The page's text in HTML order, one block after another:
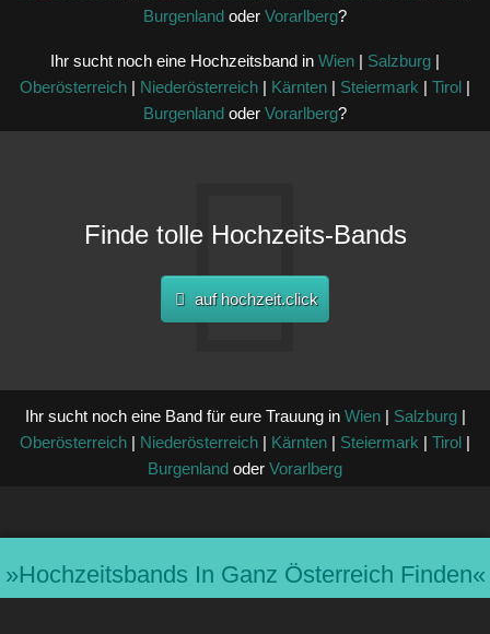
Burgenland oder Vorarlberg?
Ihr sucht noch eine Hochzeitsband in Wien | Salzburg |
Oberösterreich | Niederösterreich | Kärnten | Steiermark | Tirol |
Burgenland oder Vorarlberg?
Finde tolle Hochzeits-Bands
auf hochzeit.click
Ihr sucht noch eine Band für eure Trauung in Wien| Salzburg|
Oberösterreich | Niederösterreich | Kärnten | Steiermark | Tirol |
Burgenland oder Vorarlberg
»hochzeitsbands In Ganz Österreich Finden«